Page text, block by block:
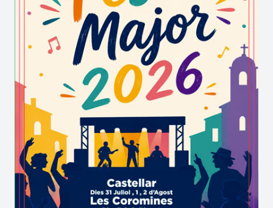
Collbàs. L'actual edifici data del 1973.
En total el recorregut serà de 5 Km. i està previst
de fer en uns 45 min. aproximadament.
AMB BTT CAP EL CASTELL DE CLARAMUNT
)
Distància: 7 Km.
Durada: 45 minuts
Sortint del Parc Fluvial en direcció al dipòsit de
Can Titó, arribarem a un tram del GR–172, el més
antic de la península Ibèrica i amb un tram total